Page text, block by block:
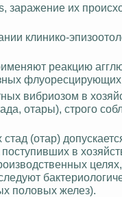
заражение их
клинико-
реакцию
флуоресцирующих
вибриозом в
отары), строго
(отар)
в
половых желез).